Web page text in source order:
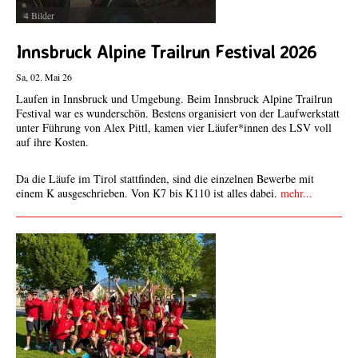
4 Bilder
Innsbruck Alpine Trailrun Festival 2026
Sa, 02. Mai 26
Laufen in Innsbruck und Umgebung. Beim Innsbruck Alpine Trailrun
Festival war es wunderschön. Bestens organisiert von der Laufwerkstatt
unter Führung von Alex Pittl, kamen vier Läufer*innen des LSV voll
auf ihre Kosten.
Da die Läufe im Tirol stattfinden, sind die einzelnen Bewerbe mit
einem K ausgeschrieben. Von K7 bis K110 ist alles dabei. mehr...